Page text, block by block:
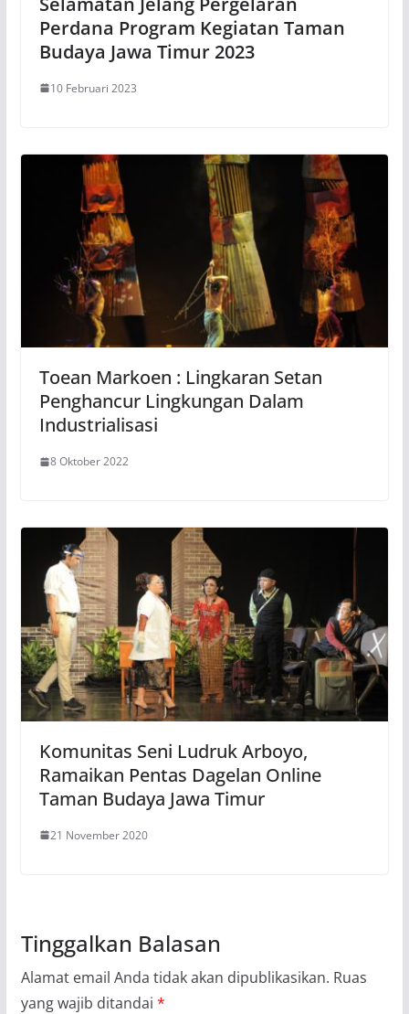
Perdana Program Kegiatan Taman
Budaya Jawa Timur 2023
10 Februari 2023
Toean Markoen : Lingkaran Setan
Penghancur Lingkungan Dalam
Industrialisasi
8 Oktober 2022
Komunitas Seni Ludruk Arboyo,
Ramaikan Pentas Dagelan Online
Taman Budaya Jawa Timur
21 November 2020
Tinggalkan Balasan
Alamat email Anda tidak akan dipublikasikan. Ruas
yang wajib ditandai *